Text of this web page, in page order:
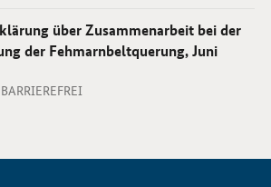
über Zusammenarbeit bei der
der Fehmarnbeltquerung, Juni